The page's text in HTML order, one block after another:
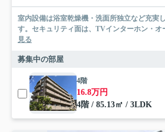
室内設備は浴室乾燥機・洗面所独立など充実
す。セキュリティ面は、TVインターホン・オ
見る
募集中の部屋
4階
16.8万円
4階 / 85.13㎡ / 3LDK